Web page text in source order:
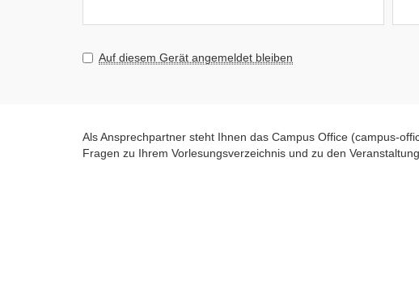
Auf diesem Gerät angemeldet bleiben
Als Ansprechpartner steht Ihnen das Campus Office (campus-
Fragen zu Ihrem Vorlesungsverzeichnis und zu den